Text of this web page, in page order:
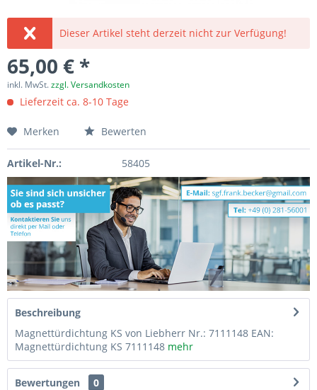
Dieser Artikel steht derzeit nicht zur Verfügung!
65,00 € *
inkl. MwSt.zzgl. Versandkosten
Lieferzeit ca. 8-10 Tage
Merken Bewerten
Artikel-Nr.: 58405
Beschreibung
Magnettürdichtung KS von Liebherr Nr.: 7111148 EAN:
Magnettürdichtung KS 7111148 mehr
Bewertungen
0